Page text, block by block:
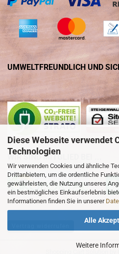
Diese Webseite verwendet
Technologien
Wir verwenden Cookies und ähnliche
Drittanbietern, um die ordentliche
gewährleisten, die Nutzung unseres
ein bestmögliches Einkaufserlebnis
Informationen finden Sie in unserer
Alle
Weitere
UMWELTFREUNDLICH UND
WIR SIND MITGLIED BEI ...